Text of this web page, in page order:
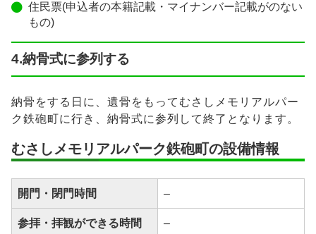
住民票(申込者の本籍記載・マイナンバー記載がのない
もの)
4.納骨式に参列する
納骨をする日に、遺骨をもってむさしメモリアルパー
ク鉄砲町に行き、納骨式に参列して終了となります。
むさしメモリアルパーク鉄砲町の設備情報
開門・閉門時間 –
参拝・拝観ができる時間 –